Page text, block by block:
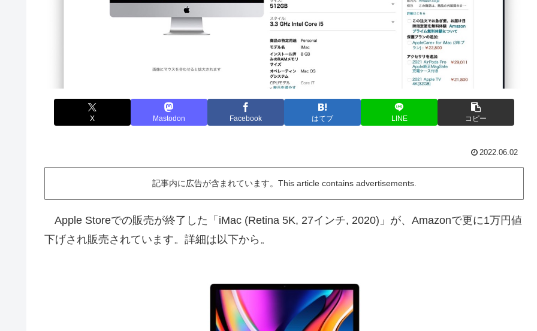
X Mastodon Facebook はてブ LINE コピー
2022.06.02
記事内に広告が含まれています。This article contains advertisements.
Apple Storeでの販売が終了した「iMac (Retina 5K, 27インチ, 2020)」が、Amazonで更に1万円値
下げされ販売されています。詳細は以下から。